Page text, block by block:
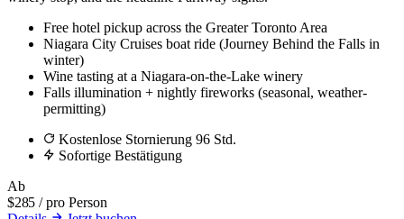
Free hotel pickup across the Greater Toronto Area
Niagara City Cruises boat ride (Journey Behind the Falls in
winter)
Wine tasting at a Niagara-on-the-Lake winery
Falls illumination + nightly fireworks (seasonal, weather-
permitting)
Kostenlose Stornierung 96 Std.
Sofortige Bestätigung
Ab
$285 / pro Person